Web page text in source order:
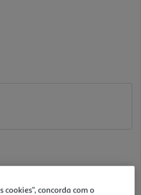
cookies", concorda com o